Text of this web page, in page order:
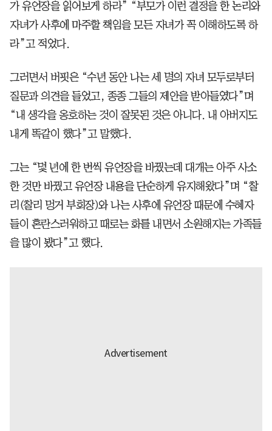
가 유언장을 읽어보게 하라” “부모가 이런 결정을 한 논리와
자녀가 사후에 마주할 책임을 모든 자녀가 꼭 이해하도록 하
라”고 적었다.
그러면서 버핏은 “수년 동안 나는 세 명의 자녀 모두로부터
질문과 의견을 들었고, 종종 그들의 제안을 받아들였다”며
“내 생각을 옹호하는 것이 잘못된 것은 아니다. 내 아버지도
내게 똑같이 했다”고 말했다.
그는 “몇 년에 한 번씩 유언장을 바꿨는데 대개는 아주 사소
한 것만 바꿨고 유언장 내용을 단순하게 유지해왔다”며 “찰
리(찰리 멍거 부회장)와 나는 사후에 유언장 때문에 수혜자
들이 혼란스러워하고 때로는 화를 내면서 소원해지는 가족들
을 많이 봤다”고 했다.